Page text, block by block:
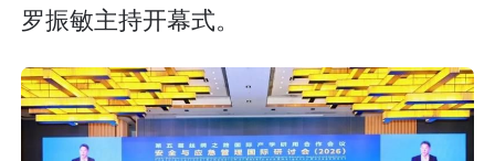
罗振敏主持开幕式。